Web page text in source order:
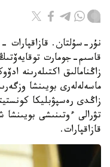
نۇر-سۇلتان.
قاسىم-جومارت
زاڭنامالىق اكتىلەرىنە
ماسەلەلەرى بويىنشا
زاڭدى رەسپۋبليكا
تۋرالى ءوتىنىشى
قازاقپارات.